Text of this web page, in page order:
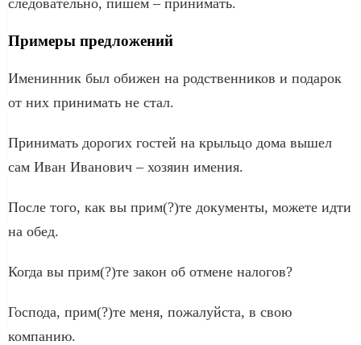
Примеры предложений
Именинник был обижен на родственников и подарок
от них принимать не стал.
Принимать дорогих гостей на крыльцо дома вышел
сам Иван Иванович – хозяин имения.
После того, как вы прим(?)те документы, можете идти
на обед.
Когда вы прим(?)те закон об отмене налогов?
Господа, прим(?)те меня, пожалуйста, в свою
компанию.